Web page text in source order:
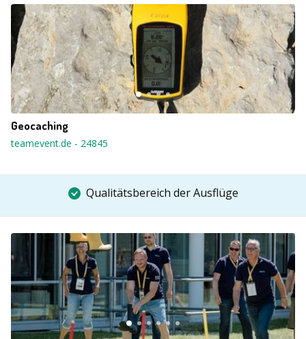
Geocaching
teamevent.de - 24845
Qualitätsbereich der Ausflüge